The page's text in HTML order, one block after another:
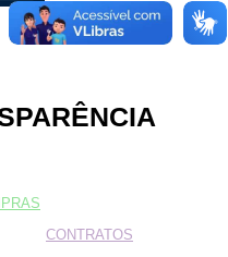
CONTRATOS